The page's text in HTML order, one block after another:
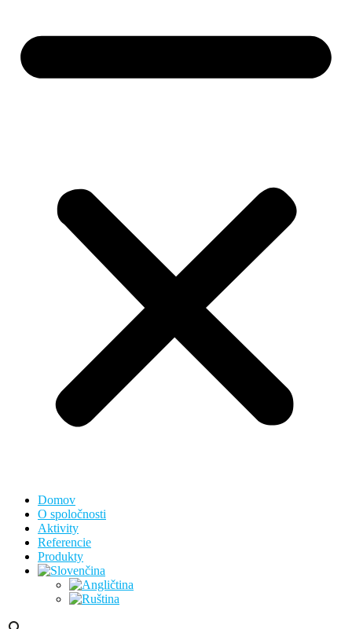
Domov
O spoločnosti
Aktivity
Referencie
Produkty